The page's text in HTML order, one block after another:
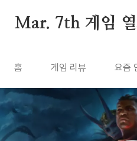
Mar. 7th 게임
홈 게임 리뷰 요즘